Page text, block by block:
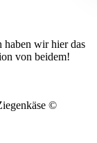
haben wir hier das
von beidem!
©